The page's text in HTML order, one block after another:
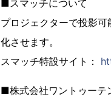
■スマッチについて
プロジェクターで投影
化させます。
スマッチ特設サイト：
■株式会社ワントゥーテ